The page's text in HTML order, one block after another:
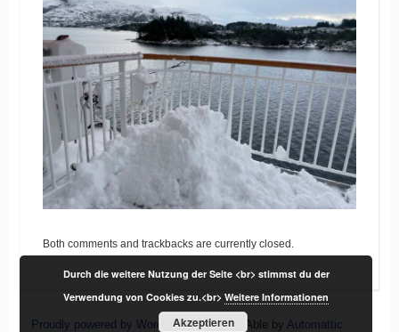
Both comments and trackbacks are currently closed.
Proudly powered by WordPress |Theme: Able by Automattic
Durch die weitere Nutzung der Seite <br> stimmst du der
Verwendung von Cookies zu.<br>Weitere Informationen
Akzeptieren